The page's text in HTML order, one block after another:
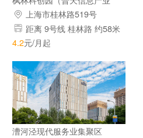
园）上海市桂林路519号
距离 9号线 桂林路 约58米
距离 12号线 桂林公园 约917米
4.2元/月起
漕河泾现代服务业集聚区